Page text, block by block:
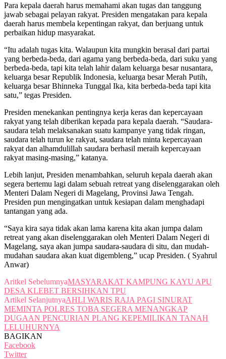
Para kepala daerah harus memahami akan tugas dan tanggung
jawab sebagai pelayan rakyat. Presiden mengatakan para kepala
daerah harus membela kepentingan rakyat, dan berjuang untuk
perbaikan hidup masyarakat.
“Itu adalah tugas kita. Walaupun kita mungkin berasal dari partai
yang berbeda-beda, dari agama yang berbeda-beda, dari suku yang
berbeda-beda, tapi kita telah lahir dalam keluarga besar nusantara,
keluarga besar Republik Indonesia, keluarga besar Merah Putih,
keluarga besar Bhinneka Tunggal Ika, kita berbeda-beda tapi kita
satu,” tegas Presiden.
Presiden menekankan pentingnya kerja keras dan kepercayaan
rakyat yang telah diberikan kepada para kepala daerah. “Saudara-
saudara telah melaksanakan suatu kampanye yang tidak ringan,
saudara telah turun ke rakyat, saudara telah minta kepercayaan
rakyat dan alhamdulillah saudara berhasil meraih kepercayaan
rakyat masing-masing,” katanya.
Lebih lanjut, Presiden menambahkan, seluruh kepala daerah akan
segera bertemu lagi dalam sebuah retreat yang diselenggarakan oleh
Menteri Dalam Negeri di Magelang, Provinsi Jawa Tengah.
Presiden pun mengingatkan untuk kesiapan dalam menghadapi
tantangan yang ada.
“Saya kira saya tidak akan lama karena kita akan jumpa dalam
retreat yang akan diselenggarakan oleh Menteri Dalam Negeri di
Magelang, saya akan jumpa saudara-saudara di situ, dan mudah-
mudahan saudara akan kuat digembleng,” ucap Presiden. ( Syahrul
Anwar)
Aritkel SebelumnyaMASYARAKAT KAMPUNG KAYU APU
DESA KLEBET BERSIHKAN TPU
Artikel SelanjutnyaAHLI WARIS RAJA PAGI SINURAT
MEMINTA POLRES TOBA SEGERA MENANGKAP
DUGAAN PENCURIAN PLANG KEPEMILIKAN TANAH
LELUHURNYA
BAGIKAN
Facebook
Twitter